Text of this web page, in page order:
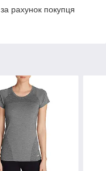
рахунок покупця